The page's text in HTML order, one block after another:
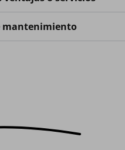
mantenimiento